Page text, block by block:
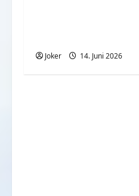
Joker 14. Juni 2026